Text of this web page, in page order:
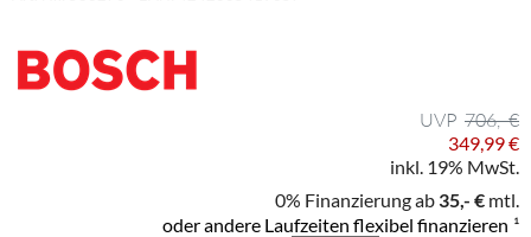
706,- €
349,99 €
inkl. 19% MwSt.
0% Finanzierung ab 35,- € mtl.
oder andere Laufzeiten flexibel finanzieren ¹